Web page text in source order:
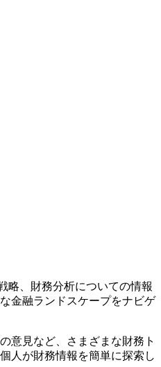
略、財務分析についての情報
金融ランドスケープをナビゲ
意見など、さまざまな財務ト
人が財務情報を簡単に探索し